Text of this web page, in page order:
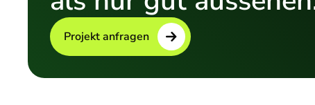
Projekt anfragen